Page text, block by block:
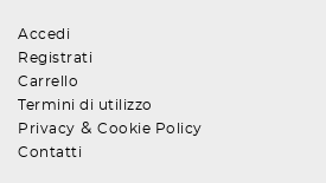
Accedi
Registrati
Carrello
Termini di utilizzo
Privacy & Cookie Policy
Contatti